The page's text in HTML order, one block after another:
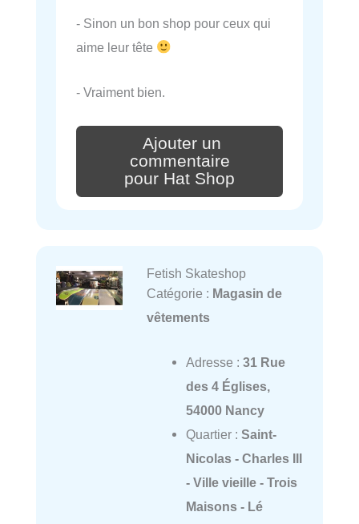
- Sinon un bon shop pour ceux qui
aime leur tête
- Vraiment bien.
Ajouter un
commentaire
pour Hat Shop
Fetish Skateshop
Catégorie : Magasin de
vêtements
Adresse : 31 Rue
des 4 Églises,
54000 Nancy
Quartier : Saint-
Nicolas - Charles III
- Ville vieille - Trois
Maisons - Lé